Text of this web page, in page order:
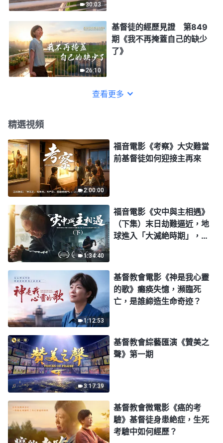
30:03
26:10
基督徒的經歷見證 第849
期《我不再掩蓋自己的缺少
了》
查看更多
精選視頻
2:00:00
福音電影《考察》大灾難當
前基督徒如何迎接主再來
1:34:40
福音電影《灾中與主相遇》
（下集）末日劫難逼近，地
球進入「大滅絶時期」，人
1:12:53
基督教會電影《神是我心靈
的歌》癱痪失憶，瀕臨死
亡，是誰締造生命奇迹？
3:17:39
基督教會綜藝匯演《贊美之
聲》第一期
基督教會微電影《癌的考
驗》基督徒身患絶症，生死
考驗中如何經歷？